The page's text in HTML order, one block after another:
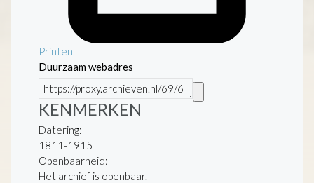
Printen
Duurzaam webadres
KENMERKEN
Datering:
1811-1915
Openbaarheid:
Het archief is openbaar.